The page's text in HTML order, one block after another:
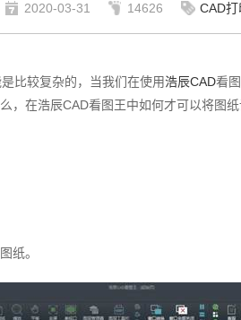
2020-03-31 14626 CAD打
比较复杂的，当我们在使用浩辰CAD看
在浩辰CAD看图王中如何才可以将图
纸。